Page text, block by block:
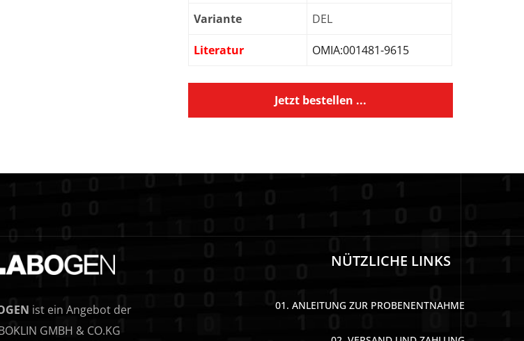
Variante DEL
Literatur OMIA:001481-9615
Jetzt bestellen ...
ist ein Angebot der
GMBH & CO.KG
NÜTZLICHE LINKS
01. ANLEITUNG ZUR PROBENENTNAHME